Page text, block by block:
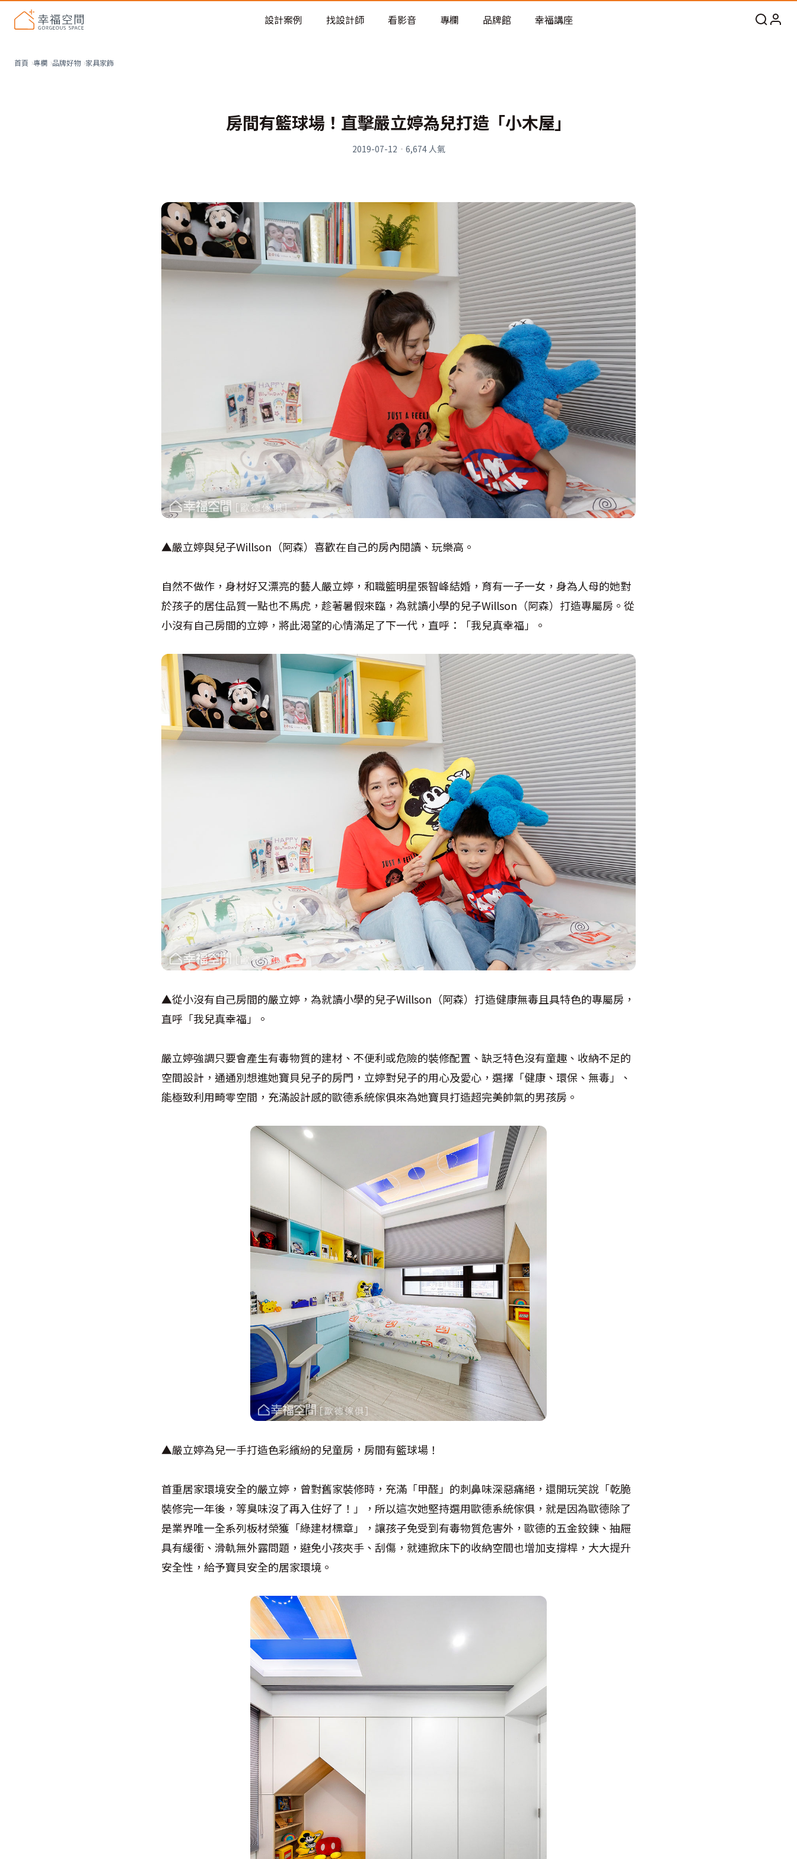
設計案例 找設計師 看影音 專欄 品牌館 幸福講座
首頁 專欄 品牌好物 家具家飾
房間有籃球場！直擊嚴立婷為兒打造「小木屋」
2019-07-12 · 6,674人氣
▲嚴立婷與兒子Willson（阿森）喜歡在自己的房內閱讀、玩樂高。
自然不做作，身材好又漂亮的藝人嚴立婷，和職籃明星張智峰結婚，育有一子一女，身為人母的她對
於孩子的居住品質一點也不馬虎，趁著暑假來臨，為就讀小學的兒子Willson （阿森）打造專屬房。從
小沒有自己房間的立婷，將此渴望的心情滿足了下一代，直呼：「我兒真幸福」。
▲從小沒有自己房間的嚴立婷，為就讀小學的兒子Willson（阿森）打造健康無毒且具特色的專屬房，
直呼「我兒真幸福」。
嚴立婷強調只要會產生有毒物質的建材、不便利或危險的裝修配置、缺乏特色沒有童趣、收納不足的
空間設計，通通別想進她寶貝兒子的房門，立婷對兒子的用心及愛心，選擇「健康、環保、無毒」、
能極致利用畸零空間，充滿設計感的歐德系統傢俱來為她寶貝打造超完美帥氣的男孩房。
▲嚴立婷為兒一手打造色彩繽紛的兒童房，房間有籃球場！
首重居家環境安全的嚴立婷，曾對舊家裝修時，充滿「甲醛」的刺鼻味深惡痛絕，還開玩笑說「乾脆
裝修完一年後，等臭味沒了再入住好了 ！ 」，所以這次她堅持選用歐德系統傢俱，就是因為歐德除了
是業界唯一全系列板材榮獲「綠建材標章」，讓孩子免受到有毒物質危害外，歐德的五金鉸鍊、抽屜
具有緩衝、滑軌無外露問題，避免小孩夾手、刮傷，就連掀床下的收納空間也增加支撐桿，大大提升
安全性，給予寶貝安全的居家環境。